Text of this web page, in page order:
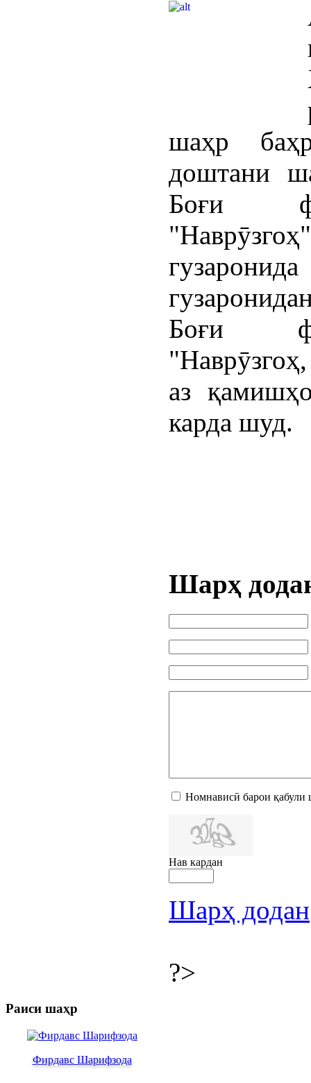
шаҳр
доштани
Боғи
Боғи
аз
карда шуд.
Шарҳ
Номнависӣ барои қабули
Нав кардан
Шарҳ додан
?>
Раиси шаҳр
Фирдавс Шарифзода